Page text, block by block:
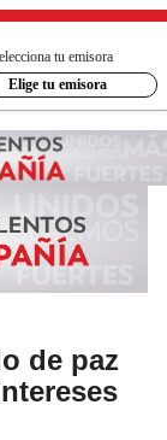
tu emisora
Elige tu emisora
de paz